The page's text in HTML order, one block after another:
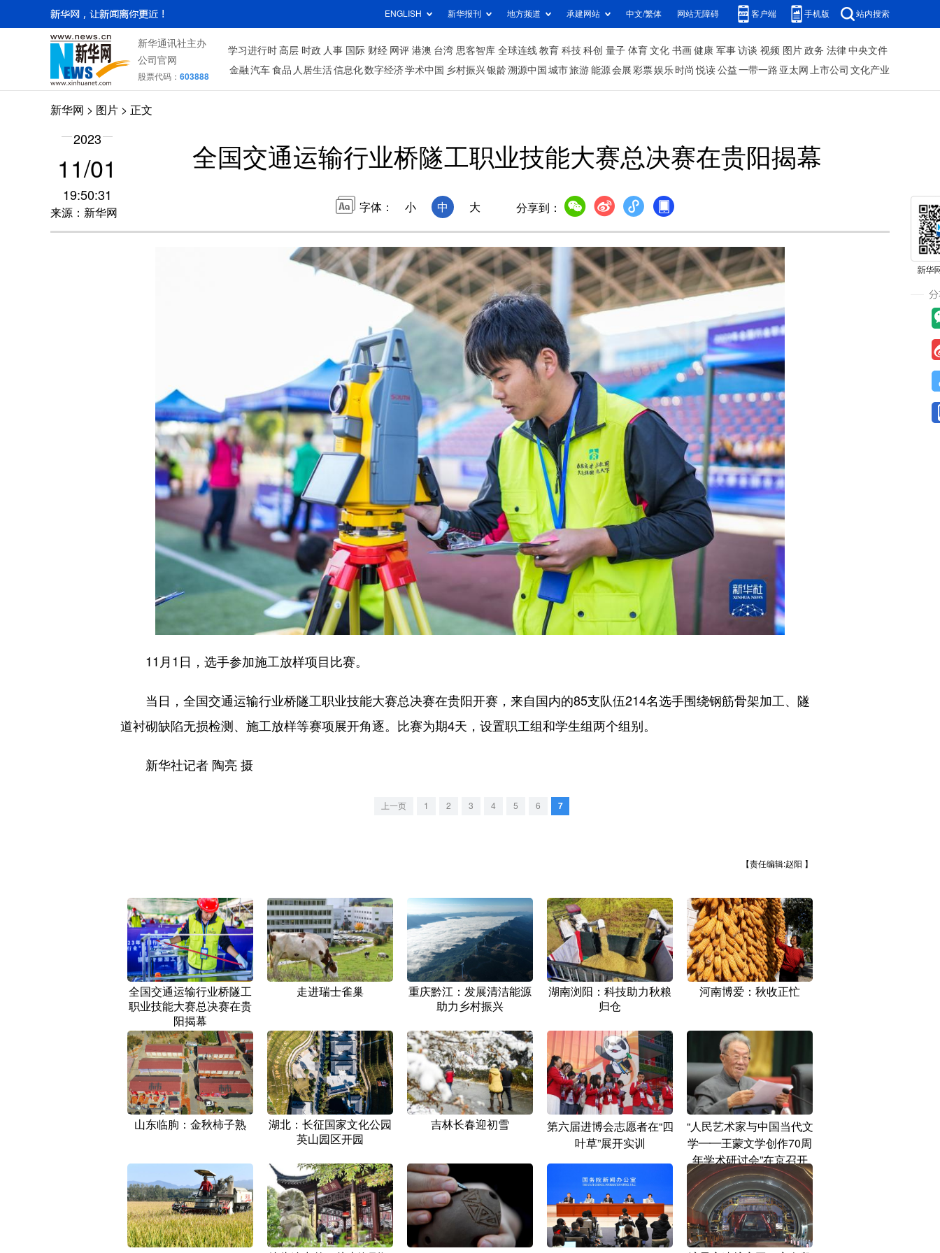
ENGLISH 新华报刊 地方频道 承建网站 中文/繁体 网站无障碍 客户端 手机版 站内搜索
新华通讯社主办
公司官网
股票代码： 603888
学习进行时 高层 时政 人事 国际 财经 网评 港澳 台湾 思客智库 全球连线 教育 科技 科创 量子 体育 文化 书画 健康 军事 访谈 视频 图片 政务 法律 中央文件
金融 汽车 食品 人居生活信息化数字经济学术中国 乡村振兴银龄溯源中国 城市旅游 能源 会展 彩票娱乐 时尚 悦读 公益 一带一路 亚太网 上市公司 文化产业
新华网 > 图片 > 正文
2023
11/01
19:50:31
来源：新华网
全国交通运输行业桥隧工职业技能大赛总决赛在贵阳揭幕
字体： 小 中 大 分享到：
11月1日，选手参加施工放样项目比赛。
当日，全国交通运输行业桥隧工职业技能大赛总决赛在贵阳开赛，来自国内的85支队伍214名选手围绕钢筋骨架加工、隧
道衬砌缺陷无损检测、施工放样等赛项展开角逐。比赛为期4天，设置职工组和学生组两个组别。
新华社记者 陶亮 摄
上一页 1 2 3 4 5 6 7
【责任编辑:赵阳 】
全国交通运输行业桥隧工
职业技能大赛总决赛在贵
阳揭幕
走进瑞士雀巢
重庆黔江：发展清洁能源
助力乡村振兴
湖南浏阳：科技助力秋粮
归仓
河南博爱：秋收正忙
山东临朐：金秋柿子熟
湖北：长征国家文化公园
英山园区开园
吉林长春迎初雪
第六届进博会志愿者在“四
叶草”展开实训
“人民艺术家与中国当代文
学——王蒙文学创作70周
年学术研讨会”在京召开